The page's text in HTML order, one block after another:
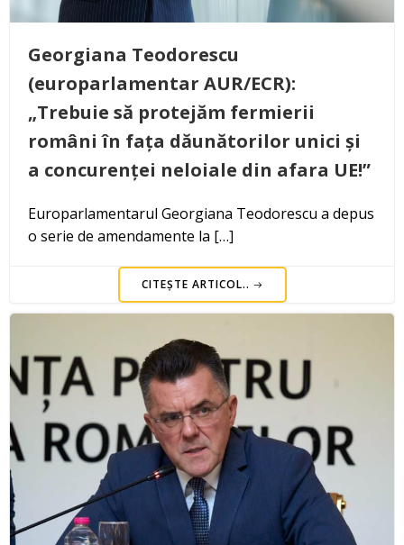
Georgiana Teodorescu
(europarlamentar AUR/ECR):
„Trebuie să protejăm fermierii
români în fața dăunătorilor unici și
a concurenței neloiale din afara UE!”
Europarlamentarul Georgiana Teodorescu a depus
o serie de amendamente la […]
CITEȘTE ARTICOL..